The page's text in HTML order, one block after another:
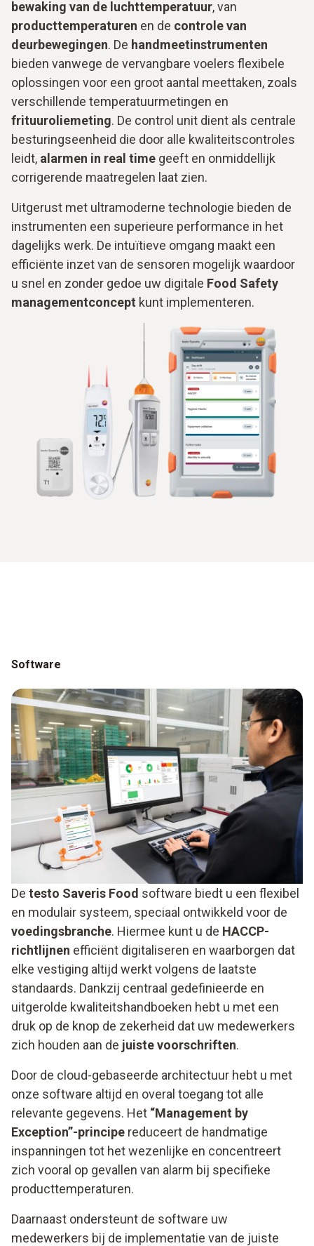
bewaking van de luchttemperatuur, van
producttemperaturen en de controle van
deurbewegingen. De handmeetinstrumenten
bieden vanwege de vervangbare voelers flexibele
oplossingen voor een groot aantal meettaken, zoals
verschillende temperatuurmetingen en
frituuroliemeting. De control unit dient als centrale
besturingseenheid die door alle kwaliteitscontroles
leidt, alarmen in real time geeft en onmiddellijk
corrigerende maatregelen laat zien.
Uitgerust met ultramoderne technologie bieden de
instrumenten een superieure performance in het
dagelijks werk. De intuïtieve omgang maakt een
efficiënte inzet van de sensoren mogelijk waardoor
u snel en zonder gedoe uw digitale Food Safety
managementconcept kunt implementeren.
Software
De testo Saveris Food software biedt u een flexibel
en modulair systeem, speciaal ontwikkeld voor de
voedingsbranche. Hiermee kunt u de HACCP-
richtlijnen efficiënt digitaliseren en waarborgen dat
elke vestiging altijd werkt volgens de laatste
standaards. Dankzij centraal gedefinieerde en
uitgerolde kwaliteitshandboeken hebt u met een
druk op de knop de zekerheid dat uw medewerkers
zich houden aan de juiste voorschriften.
Door de cloud-gebaseerde architectuur hebt u met
onze software altijd en overal toegang tot alle
relevante gegevens. Het “Management by
Exception”-principe reduceert de handmatige
inspanningen tot het wezenlijke en concentreert
zich vooral op gevallen van alarm bij specifieke
producttemperaturen.
Daarnaast ondersteunt de software uw
medewerkers bij de implementatie van de juiste